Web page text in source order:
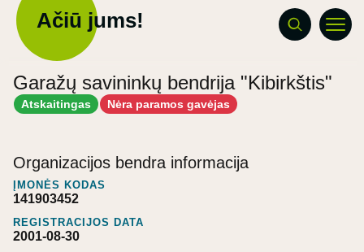
Ačiū jums!
Garažų savininkų bendrija "Kibirkštis"
Atskaitingas Nėra paramos gavėjas
Organizacijos bendra informacija
ĮMONĖS KODAS
141903452
REGISTRACIJOS DATA
2001-08-30